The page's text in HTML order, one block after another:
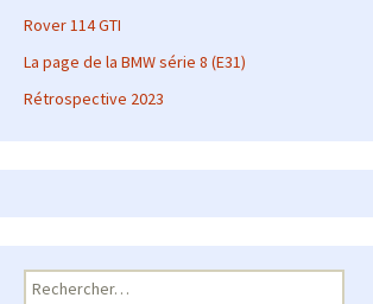
Rover 114 GTI
La page de la BMW série 8 (E31)
Rétrospective 2023
Rechercher :